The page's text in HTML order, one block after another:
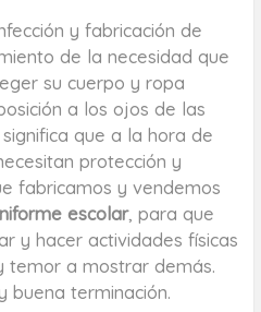
y fabricación de
de la necesidad que
su cuerpo y ropa
a los ojos de las
que a la hora de
protección y
fabricamos y vendemos
escolar, para que
y hacer actividades físicas
temor a mostrar demás.
buena terminación.